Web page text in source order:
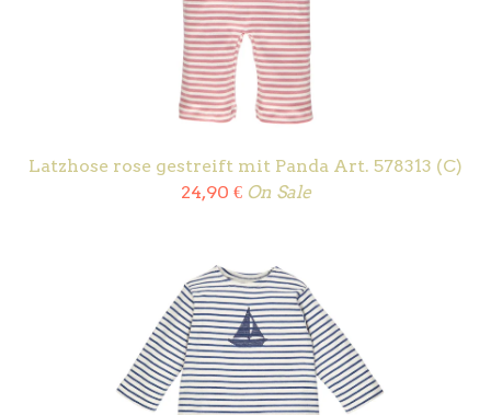
Latzhose rose gestreift mit Panda Art. 578313 (C)
24,90 € On Sale